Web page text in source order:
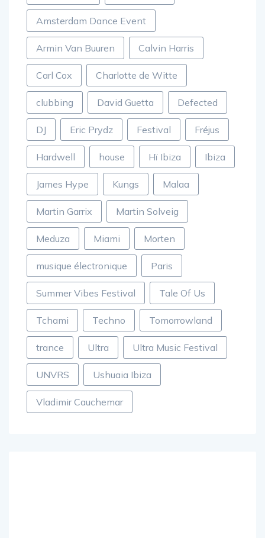
Amelie Lens Amsterdam
Amsterdam Dance Event
Armin Van Buuren Calvin Harris
Carl Cox Charlotte de Witte
clubbing David Guetta Defected
DJ Eric Prydz Festival Fréjus
Hardwell house Hï Ibiza Ibiza
James Hype Kungs Malaa
Martin Garrix Martin Solveig
Meduza Miami Morten
musique électronique Paris
Summer Vibes Festival Tale Of Us
Tchami Techno Tomorrowland
trance Ultra Ultra Music Festival
UNVRS Ushuaia Ibiza
Vladimir Cauchemar